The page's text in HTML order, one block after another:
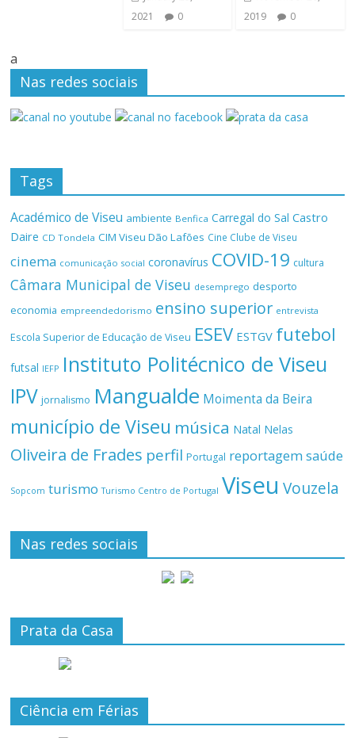
2021
0
2019
0
a
Nas redes sociais
Tags
Académico de Viseu ambiente Benfica Carregal do Sal Castro
Daire CD Tondela CIM Viseu Dão Lafões Cine Clube de Viseu
cinema comunicação social coronavírus COVID-19 cultura
Câmara Municipal de Viseu desemprego desporto
economia empreendedorismo ensino superior entrevista
Escola Superior de Educação de Viseu ESEV ESTGV futebol
futsal IEFP Instituto Politécnico de Viseu
IPV jornalismo Mangualde Moimenta da Beira
município de Viseu música Natal Nelas
Oliveira de Frades perfil Portugal reportagemsaúde
Sopcom turismo Turismo Centro de Portugal Viseu Vouzela
Nas redes sociais
Prata da Casa
Ciência em Férias